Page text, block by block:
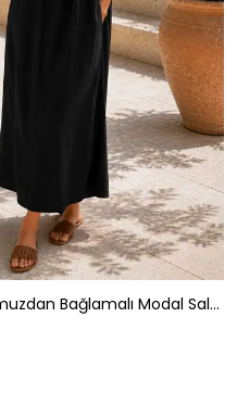
Abbra Kadın Omuzdan Bağlamalı Modal Salaş Elbise